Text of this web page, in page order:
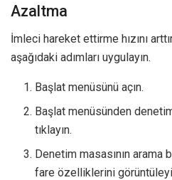
Azaltma
İmleci hareket ettirme hızını
aşağıdaki adımları uygulayın.
Başlat menüsünü açın.
Başlat menüsünden
tıklayın.
Denetim masasının arama
fare özelliklerini